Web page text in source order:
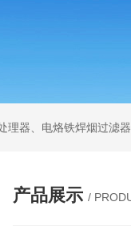
产品展示 /